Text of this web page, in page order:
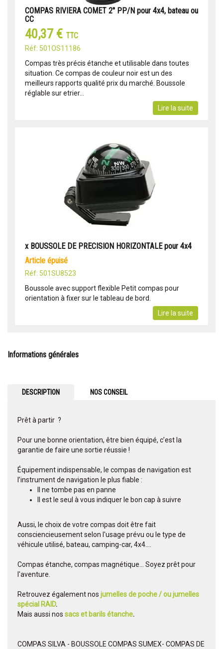
COMPAS RIVIERA COMET 2'' PP/N pour 4x4, bateau ou
CC
40,37 € TTC
Réf: 501OS11186
Compas très précis étanche et utilisable dans toutes
situation. Ce compas de couleur noir est un des
meilleurs rapports qualité prix du marché. Boussole
réglable sur etrier...
Lire la suite
x BOUSSOLE DE PRECISION HORIZONTALE pour 4x4
article épuisé
Réf: 501SU8523
Boussole avec support flexible Petit compas pour
orientation à fixer sur le tableau de bord.
Lire la suite
Informations générales
DESCRIPTION NOS CONSEIL
Prêt à partir ?
Pour une bonne orientation, être bien équipé, c’est la
garantie de faire une sortie réussie !
Équipement indispensable, le compas de navigation est
l’instrument de navigation le plus fiable :
Il ne tombe pas en panne
Il est le seul à vous indiquer le bon cap à suivre
Aussi, le choix de votre compas doit être fait
consciencieusement selon l'usage prévu ou le type de
véhicule utilisé, bateau, camping-car, 4x4....
Compas étanche, compas magnétique... Soyez prêt pour
l'aventure.
Retrouvez également nos jumelles de poche / ou jumelles
spécial RAID.
Mais aussi nos sacs et barils étanche.
COMPAS SILVA - BOUSSOLE COMPAS SUMEX- COMPAS DE